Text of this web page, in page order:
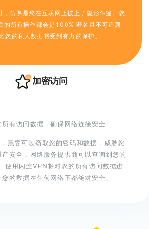
，仿佛是您在互联网上披上了隐形斗篷。您
的所有操作都会是100% 匿名且不可追溯
您的私人数据将受到有力的保护。
加密访问
所有访问数据，确保网络连接安全
黑客可以窃取您的密码和数据，威胁您
安全，网络服务提供商可以查询到您的
使用闪连VPN将对您的所有访问数据进
的数据在任何网络下都绝对安全。